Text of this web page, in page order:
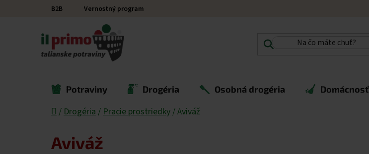
Prejsť na obsahB2B Vernostný program
Potraviny Drogéria Osobná drogéria Domácnosť
Domov
/ Drogéria / Pracie prostriedky /Aviváž
Aviváž